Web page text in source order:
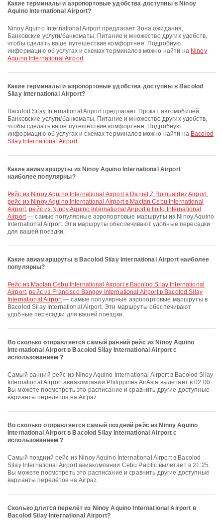
Какие терминалы и аэропортовые удобства доступны в Ninoy
Aquino International Airport?
Ninoy Aquino International Airport предлагает Зона ожидания,
Банковские услуги/банкоматы, Питание и множество других удобств,
чтобы сделать ваше путешествие комфортнее. Подробную
информацию об услугах и схемах терминалов можно найти на Ninoy
Aquino International Airport.
Какие терминалы и аэропортовые удобства доступны в Bacolod
Silay International Airport?
Bacolod Silay International Airport предлагает Прокат автомобилей,
Банковские услуги/банкоматы, Питание и множество других удобств,
чтобы сделать ваше путешествие комфортнее. Подробную
информацию об услугах и схемах терминалов можно найти на Bacolod
Silay International Airport.
Какие авиамаршруты из Ninoy Aquino International Airport
наиболее популярны?
рейс из Ninoy Aquino International Airport в Daniel Z Romualdez Airport,
рейс из Ninoy Aquino International Airport в Mactan Cebu International
Airport,рейс из Ninoy Aquino International Airport в Iloilo International
Airport— самые популярные аэропортовые маршруты из Ninoy Aquino
International Airport. Эти маршруты обеспечивают удобные пересадки
для вашей поездки.
Какие авиамаршруты в Bacolod Silay International Airport наиболее
популярны?
рейс из Mactan Cebu International Airport в Bacolod Silay International
Airport,рейс из Francisco Bangoy International Airport в Bacolod Silay
International Airport— самые популярные аэропортовые маршруты в
Bacolod Silay International Airport. Эти маршруты обеспечивают
удобные пересадки для вашей поездки.
Во сколько отправляется самый ранний рейс из Ninoy Aquino
International Airport в Bacolod Silay International Airport с
использованием ?
Самый ранний рейс из Ninoy Aquino International Airport в Bacolod Silay
International Airport авиакомпании Philippines AirAsia вылетает в 02:00.
Вы можете посмотреть это расписание и сравнить другие доступные
варианты перелётов на Airpaz.
Во сколько отправляется самый поздний рейс из Ninoy Aquino
International Airport в Bacolod Silay International Airport с
использованием ?
Самый поздний рейс из Ninoy Aquino International Airport в Bacolod
Silay International Airport авиакомпании Cebu Pacific вылетает в 21:25.
Вы можете посмотреть это расписание и сравнить другие доступные
варианты перелётов на Airpaz.
Сколько длится перелёт из Ninoy Aquino International Airport в
Bacolod Silay International Airport?